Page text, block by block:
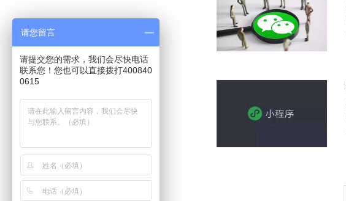
请您留言
请提交您的需求，我们会尽快电话
联系您！您也可以直接拨打400840
0615